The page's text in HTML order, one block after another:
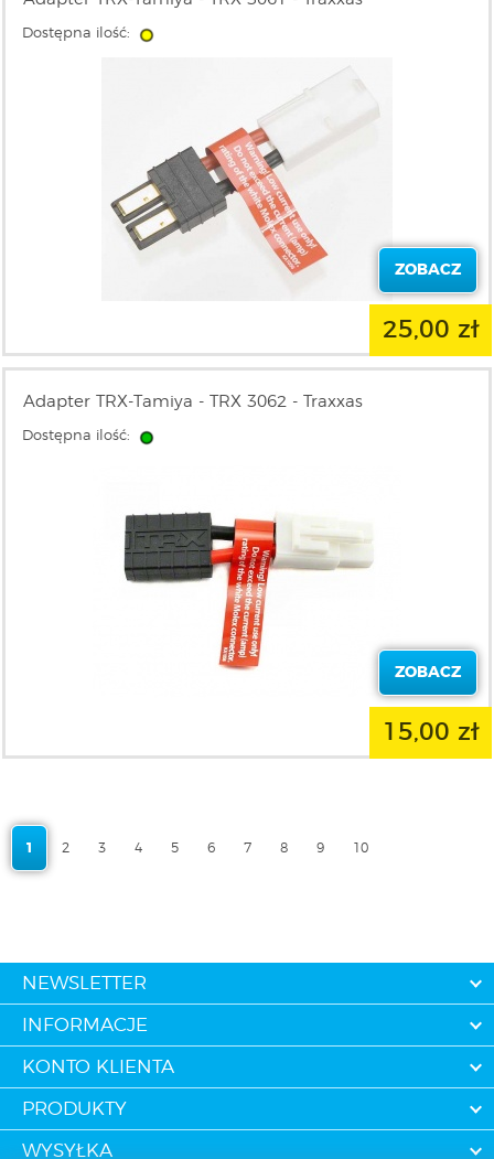
Dostępna ilość:
ZOBACZ
25,00 zł
Adapter TRX-Tamiya - TRX 3062 - Traxxas
Dostępna ilość:
ZOBACZ
15,00 zł
1 2 3 4 5 6 7 8 9 10
NEWSLETTER
INFORMACJE
KONTO KLIENTA
PRODUKTY
WYSYŁKA